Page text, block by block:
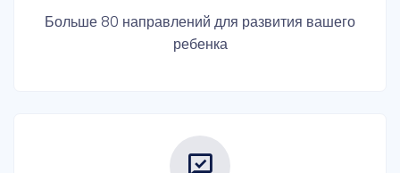
Больше 80 направлений для развития вашего
ребенка